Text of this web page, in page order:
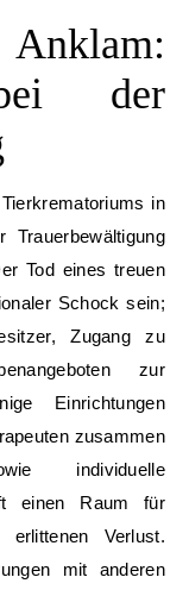
der
in
Tod eines treuen
Schock sein;
Zugang zu
zur
Einrichtungen
zusammen
individuelle
einen Raum für
Verlust.
mit anderen